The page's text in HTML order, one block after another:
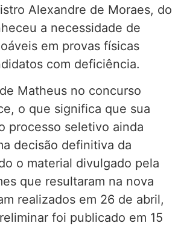
Alexandre de Moraes, do
a necessidade de
em provas físicas
com deficiência.
Matheus no concurso
o que significa que sua
processo seletivo ainda
decisão definitiva da
o material divulgado pela
que resultaram na nova
realizados em 26 de abril,
foi publicado em 15